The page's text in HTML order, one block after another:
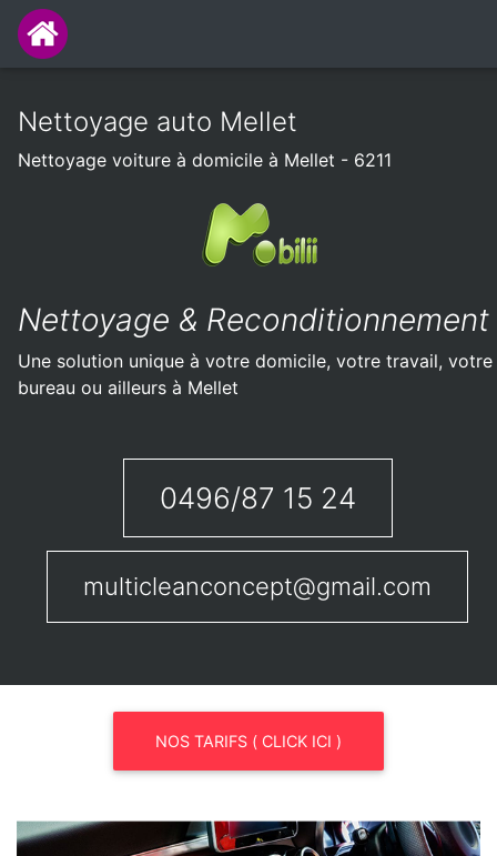
Nettoyage auto Mellet
Nettoyage voiture à domicile à Mellet - 6211
Nettoyage & Reconditionnement
Une solution unique à votre domicile, votre travail, votre
bureau ou ailleurs à Mellet
0496/87 15 24
multicleanconcept@gmail.com
NOS TARIFS ( CLICK ICI )